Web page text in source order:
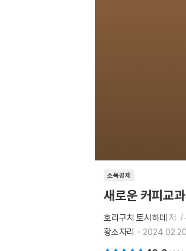
소득공제
새로운 커피교
호리구치 토시히데 저
황소자리